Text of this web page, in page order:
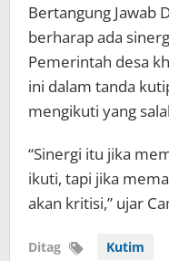
Bertangung Jawab
berharap ada
Pemerintah desa
ini dalam tanda
mengikuti yang
“Sinergi itu jika
ikuti, tapi jika
akan kritisi,” ujar
Ditag Kutim